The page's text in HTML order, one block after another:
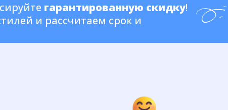
гарантированную скидку!
и рассчитаем срок и